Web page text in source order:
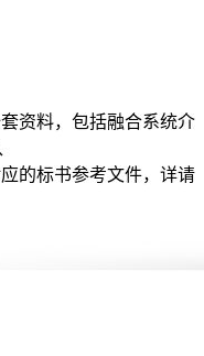
资料，包括融合系统介
的标书参考文件，详请